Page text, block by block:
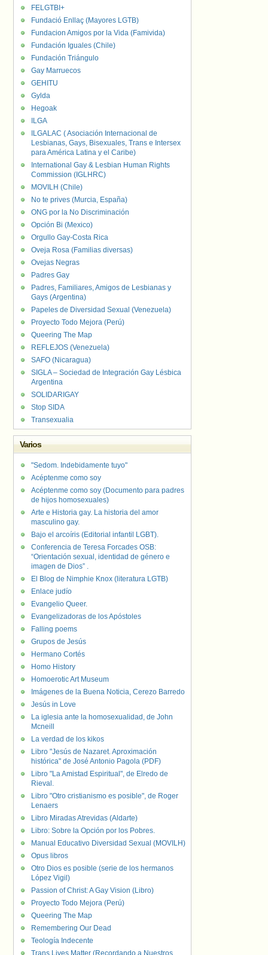
FELGTBI+
Fundació Enllaç (Mayores LGTB)
Fundacion Amigos por la Vida (Famivida)
Fundación Iguales (Chile)
Fundación Triángulo
Gay Marruecos
GEHITU
Gylda
Hegoak
ILGA
ILGALAC ( Asociación Internacional de
Lesbianas, Gays, Bisexuales, Trans e Intersex
para América Latina y el Caribe)
International Gay & Lesbian Human Rights
Commission (IGLHRC)
MOVILH (Chile)
No te prives (Murcia, España)
ONG por la No Discriminación
Opción Bi (Mexico)
Orgullo Gay-Costa Rica
Oveja Rosa (Familias diversas)
Ovejas Negras
Padres Gay
Padres, Familiares, Amigos de Lesbianas y
Gays (Argentina)
Papeles de Diversidad Sexual (Venezuela)
Proyecto Todo Mejora (Perú)
Queering The Map
REFLEJOS (Venezuela)
SAFO (Nicaragua)
SIGLA – Sociedad de Integración Gay Lésbica
Argentina
SOLIDARIGAY
Stop SIDA
Transexualia
Varios
"Sedom. Indebidamente tuyo"
Acéptenme como soy
Acéptenme como soy (Documento para padres
de hijos homosexuales)
Arte e Historia gay. La historia del amor
masculino gay.
Bajo el arcoíris (Editorial infantil LGBT).
Conferencia de Teresa Forcades OSB:
“Orientación sexual, identidad de género e
imagen de Dios” .
El Blog de Nimphie Knox (literatura LGTB)
Enlace judío
Evangelio Queer.
Evangelizadoras de los Apóstoles
Falling poems
Grupos de Jesús
Hermano Cortés
Homo History
Homoerotic Art Museum
Imágenes de la Buena Noticia, Cerezo Barredo
Jesús in Love
La iglesia ante la homosexualidad, de John
Mcneill
La verdad de los kikos
Libro "Jesús de Nazaret. Aproximación
histórica" de José Antonio Pagola (PDF)
Libro "La Amistad Espiritual", de Elredo de
Rieval.
Libro "Otro cristianismo es posible", de Roger
Lenaers
Libro Miradas Atrevidas (Aldarte)
Libro: Sobre la Opción por los Pobres.
Manual Educativo Diversidad Sexual (MOVILH)
Opus libros
Otro Dios es posible (serie de los hermanos
López Vigil)
Passion of Christ: A Gay Vision (Libro)
Proyecto Todo Mejora (Perú)
Queering The Map
Remembering Our Dead
Teología Indecente
Trans Lives Matter (Recordando a Nuestros